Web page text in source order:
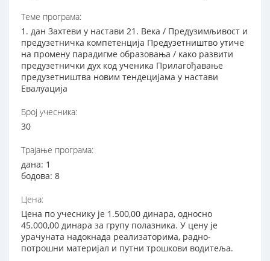
Теме програма:
1. дан Захтеви у настави 21. Века / Предузимљивост и
предузетничка компетенција Предузетништво утиче
на промену парадигме образовања / како развити
предузетнички дух код ученика Прилагођавање
предузетништва новим тендецијама у настави
Евалуација
Број учесника:
30
Трајање програма:
дана: 1
бодова: 8
Цена:
Цена по учеснику је 1.500,00 динара, односно
45.000,00 динара за групу полазника. У цену је
урачуната надокнада реализаторима, радно-
потрошни материјал и путни трошкови водитеља.